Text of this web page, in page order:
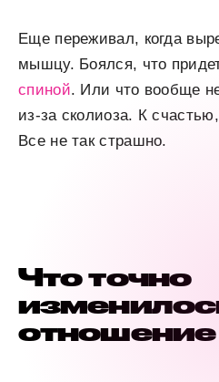
Еще переживал, когда
мышцу. Боялся, что
спиной. Или что вообще
из-за сколиоза. К
Все не так страшно.
Что точно